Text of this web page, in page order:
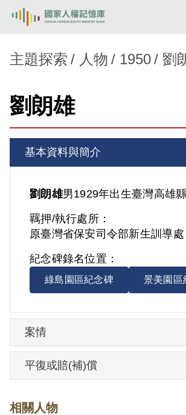
新生訓導處
主題探索
背景知識
關於我們
意見信箱
主題探索 人物 1950 劉
劉朗雄
基本資料與簡介
劉朗雄男1929年出生臺灣高雄
羈押/執行處所：
原臺灣省保安司令部新生訓導處
紀念碑錄名位置：
綠島園區紀念碑 景美園區
案情
平復或賠(補)償
相關人物